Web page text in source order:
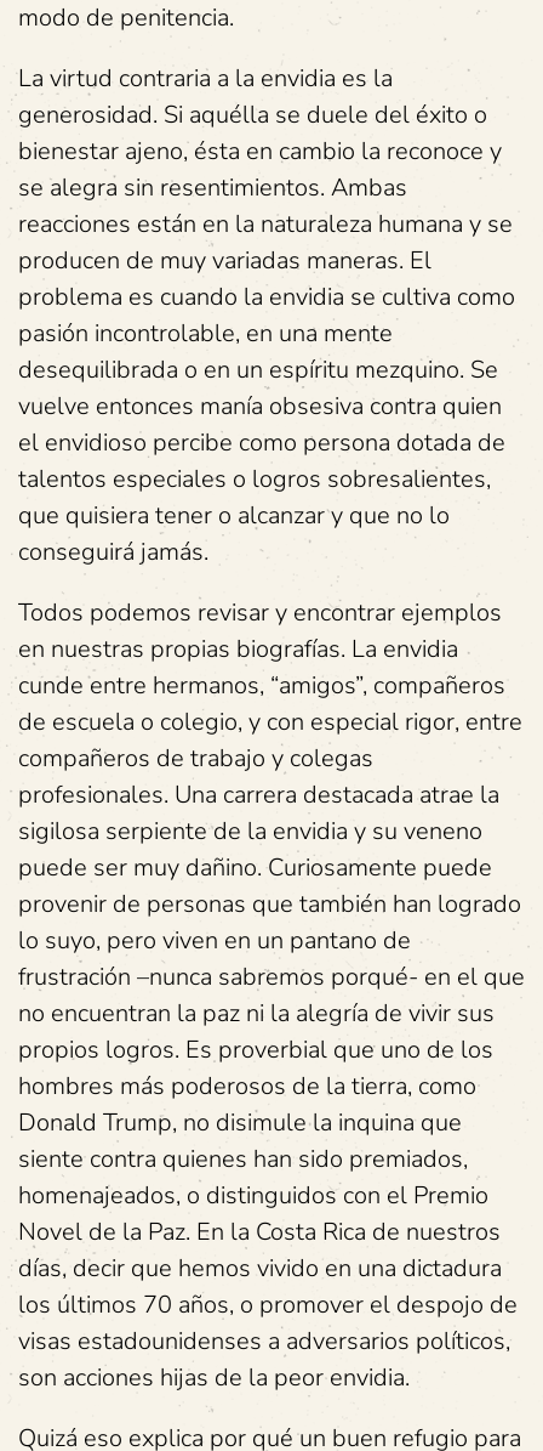
modo de penitencia.
La virtud contraria a la envidia es la
generosidad. Si aquélla se duele del éxito o
bienestar ajeno, ésta en cambio la reconoce y
se alegra sin resentimientos. Ambas
reacciones están en la naturaleza humana y se
producen de muy variadas maneras. El
problema es cuando la envidia se cultiva como
pasión incontrolable, en una mente
desequilibrada o en un espíritu mezquino. Se
vuelve entonces manía obsesiva contra quien
el envidioso percibe como persona dotada de
talentos especiales o logros sobresalientes,
que quisiera tener o alcanzar y que no lo
conseguirá jamás.
Todos podemos revisar y encontrar ejemplos
en nuestras propias biografías. La envidia
cunde entre hermanos, “amigos”, compañeros
de escuela o colegio, y con especial rigor, entre
compañeros de trabajo y colegas
profesionales. Una carrera destacada atrae la
sigilosa serpiente de la envidia y su veneno
puede ser muy dañino. Curiosamente puede
provenir de personas que también han logrado
lo suyo, pero viven en un pantano de
frustración –nunca sabremos porqué- en el que
no encuentran la paz ni la alegría de vivir sus
propios logros. Es proverbial que uno de los
hombres más poderosos de la tierra, como
Donald Trump, no disimule la inquina que
siente contra quienes han sido premiados,
homenajeados, o distinguidos con el Premio
Novel de la Paz. En la Costa Rica de nuestros
días, decir que hemos vivido en una dictadura
los últimos 70 años, o promover el despojo de
visas estadounidenses a adversarios políticos,
son acciones hijas de la peor envidia.
Quizá eso explica por qué un buen refugio para